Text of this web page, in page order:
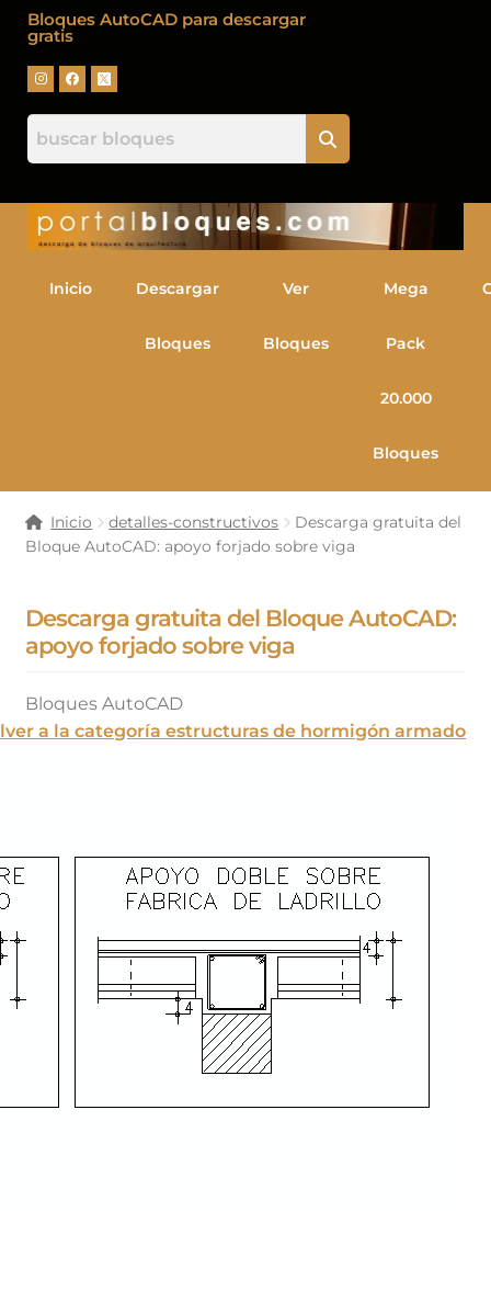
Bloques AutoCAD para descargar
gratis
Inicio Descargar
Bloques
Ver
Bloques
Mega
Pack
20.000
Bloques
Inicio detalles-constructivos
Descarga gratuita del
Bloque AutoCAD: apoyo forjado sobre viga
Descarga gratuita del Bloque AutoCAD:
apoyo forjado sobre viga
Bloques AutoCAD
a la categoría estructuras de hormigón armado